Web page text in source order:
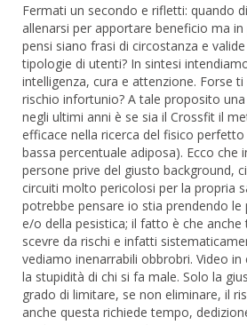
Fermati un secondo e rifletti: quando
allenarsi per apportare beneficio ma
pensi siano frasi di circostanza e
tipologie di utenti? In sintesi
intelligenza, cura e attenzione. Forse
rischio infortunio? A tale proposito
negli ultimi anni è se sia il Crossfit il
efficace nella ricerca del fisico
bassa percentuale adiposa). Ecco che
persone prive del giusto background,
circuiti molto pericolosi per la propria
potrebbe pensare io stia prendendo le
e/o della pesistica; il fatto è che anche
scevre da rischi e infatti
vediamo inenarrabili obbrobri. Video in
la stupidità di chi si fa male. Solo la
grado di limitare, se non eliminare, il
anche questa richiede tempo,